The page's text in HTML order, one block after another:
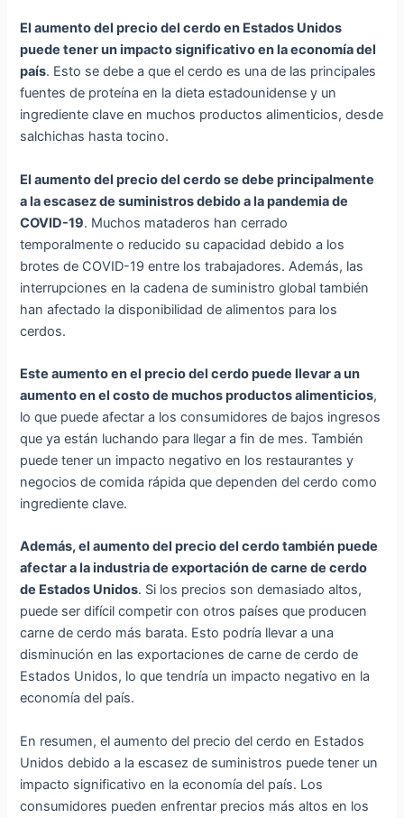
El aumento del precio del cerdo en Estados Unidos
puede tener un impacto significativo en la economía del
país. Esto se debe a que el cerdo es una de las principales
fuentes de proteína en la dieta estadounidense y un
ingrediente clave en muchos productos alimenticios, desde
salchichas hasta tocino.
El aumento del precio del cerdo se debe principalmente
a la escasez de suministros debido a la pandemia de
COVID-19. Muchos mataderos han cerrado
temporalmente o reducido su capacidad debido a los
brotes de COVID-19 entre los trabajadores. Además, las
interrupciones en la cadena de suministro global también
han afectado la disponibilidad de alimentos para los
cerdos.
Este aumento en el precio del cerdo puede llevar a un
aumento en el costo de muchos productos alimenticios,
lo que puede afectar a los consumidores de bajos ingresos
que ya están luchando para llegar a fin de mes. También
puede tener un impacto negativo en los restaurantes y
negocios de comida rápida que dependen del cerdo como
ingrediente clave.
Además, el aumento del precio del cerdo también puede
afectar a la industria de exportación de carne de cerdo
de Estados Unidos. Si los precios son demasiado altos,
puede ser difícil competir con otros países que producen
carne de cerdo más barata. Esto podría llevar a una
disminución en las exportaciones de carne de cerdo de
Estados Unidos, lo que tendría un impacto negativo en la
economía del país.
En resumen, el aumento del precio del cerdo en Estados
Unidos debido a la escasez de suministros puede tener un
impacto significativo en la economía del país. Los
consumidores pueden enfrentar precios más altos en los